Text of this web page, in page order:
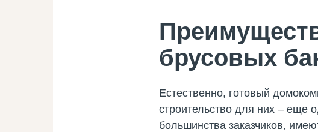
брусовых
Естественно, готовый
строительство для них – еще
большинства заказчиков,